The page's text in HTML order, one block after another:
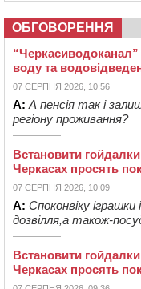
ОБГОВОРЕННЯ
воду та
07 СЕРПНЯ 2026, 10:56
А: А пенсія так і
регіону проживання?
Встановити
Черкасах просять
07 СЕРПНЯ 2026, 10:09
А: Споконвіку
дозвілля,а також-
Встановити
Черкасах просять